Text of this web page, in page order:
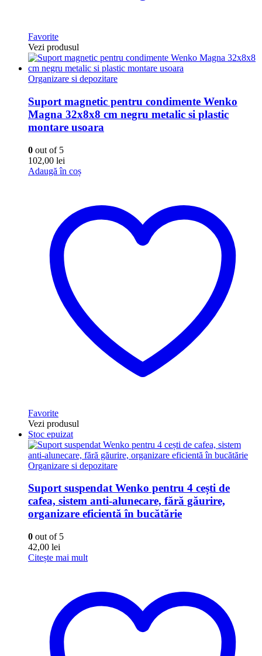
Favorite
Vezi produsul
Organizare si depozitare
Suport magnetic pentru condimente Wenko
Magna 32x8x8 cm negru metalic si plastic
montare usoara
0 out of 5
102,00 lei
Adaugă în coș
Favorite
Vezi produsul
Stoc epuizat
Organizare si depozitare
Suport suspendat Wenko pentru 4 cești de
cafea, sistem anti-alunecare, fără găurire,
organizare eficientă în bucătărie
0 out of 5
42,00 lei
Citește mai mult